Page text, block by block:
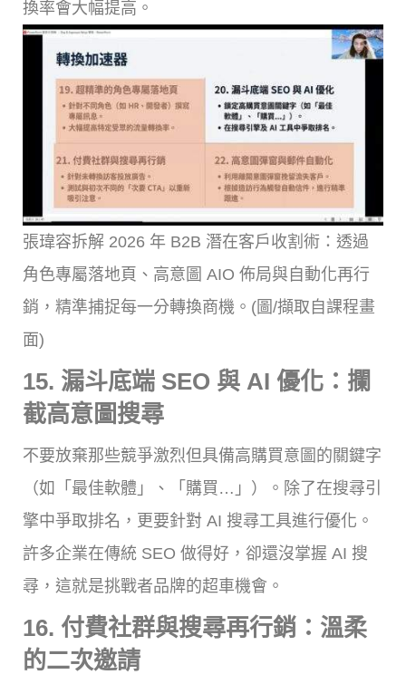
換率會大幅提高。
張瑋容拆解 2026 年 B2B 潛在客戶收割術：透過
角色專屬落地頁、高意圖 AIO 佈局與自動化再行
銷，精準捕捉每一分轉換商機。(圖/擷取自課程畫
面)
15. 漏斗底端 SEO 與 AI 優化：攔
截高意圖搜尋
不要放棄那些競爭激烈但具備高購買意圖的關鍵字
（如「最佳軟體」、「購買…」）。除了在搜尋引
擎中爭取排名，更要針對 AI 搜尋工具進行優化。
許多企業在傳統 SEO 做得好，卻還沒掌握 AI 搜
尋，這就是挑戰者品牌的超車機會。
16. 付費社群與搜尋再行銷：溫柔
的二次邀請